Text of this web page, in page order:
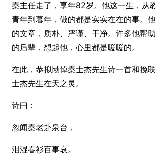
秦主任走了，享年82岁。他这一生，从
青年到暮年，做的都是实实在在的事。
的文章，质朴、严谨、干净。许多他帮
的后辈，想起他，心里都是暖暖的。
在此，恭拟恸悼秦士杰先生诗一首和挽
士杰先生在天之灵。
诗曰：
忽闻秦老赴泉台，
泪湿春衫百事哀。